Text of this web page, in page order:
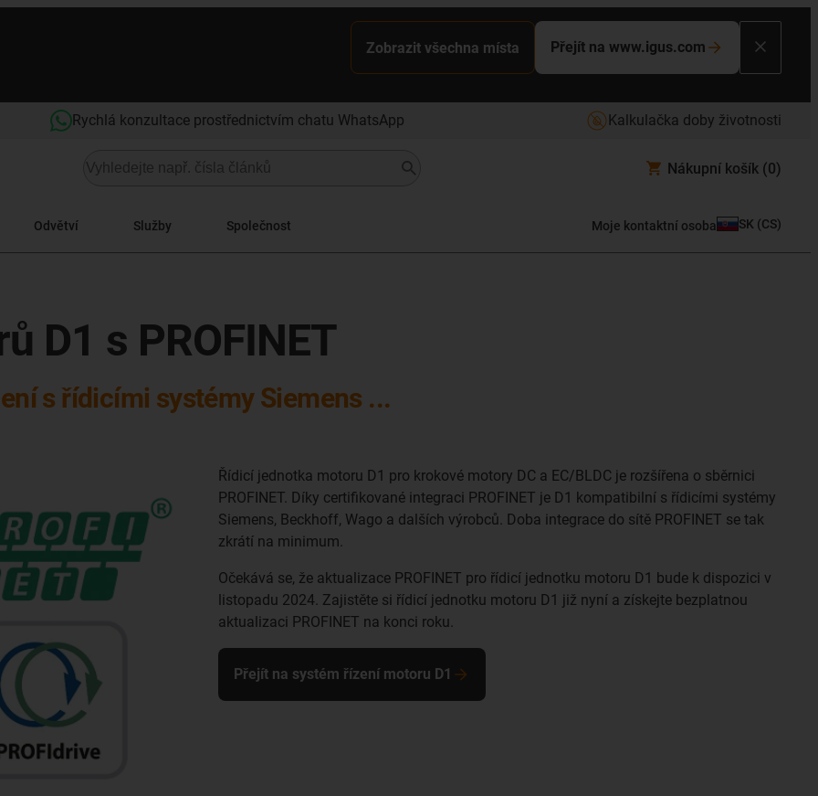
Zobrazit všechna místa Přejít na www.igus.com
Rychlá konzultace prostřednictvím chatu WhatsApp Kalkulačka doby životnosti
Nákupní košík (0)
Odvětví Služby Společnost Moje kontaktní osoba SK (CS)
D1 s PROFINET
s řídicími systémy Siemens ...
Řídicí jednotka motoru D1 pro krokové motory DC a EC/BLDC je rozšířena o sběrnici
PROFINET. Díky certifikované integraci PROFINET je D1 kompatibilní s řídicími systémy
Siemens, Beckhoff, Wago a dalších výrobců. Doba integrace do sítě PROFINET se tak
zkrátí na minimum.
Očekává se, že aktualizace PROFINET pro řídicí jednotku motoru D1 bude k dispozici v
listopadu 2024. Zajistěte si řídicí jednotku motoru D1 již nyní a získejte bezplatnou
aktualizaci PROFINET na konci roku.
Přejít na systém řízení motoru D1